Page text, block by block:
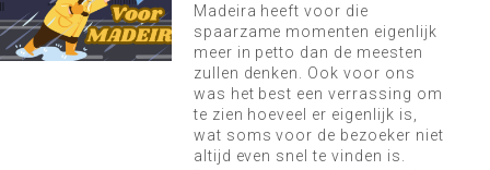
Madeira heeft voor die
spaarzame momenten eigenlijk
meer in petto dan de meesten
zullen denken. Ook voor ons
was het best een verrassing om
te zien hoeveel er eigenlijk is,
wat soms voor de bezoeker niet
altijd even snel te vinden is.